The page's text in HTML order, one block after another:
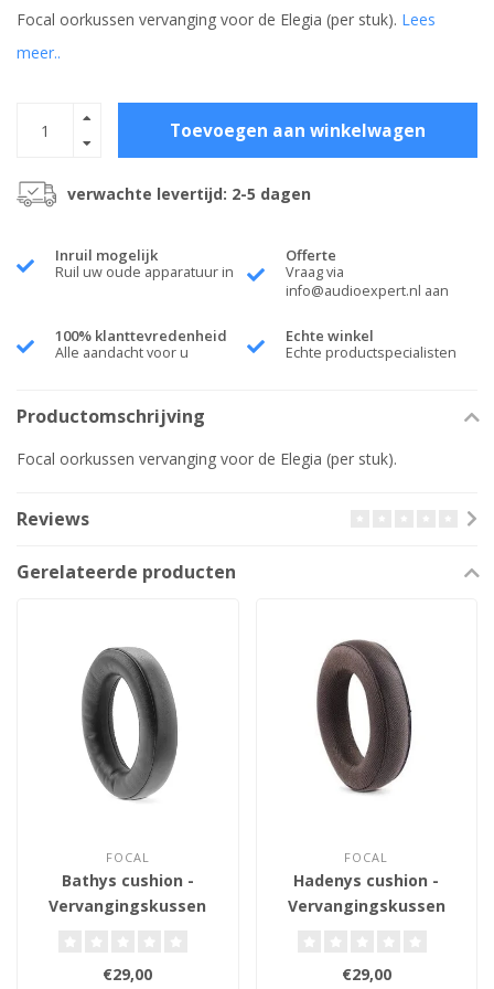
Focal oorkussen vervanging voor de Elegia (per stuk). Lees
meer..
Toevoegen aan winkelwagen
verwachte levertijd: 2-5 dagen
Inruil mogelijk
Ruil uw oude apparatuur in
Offerte
Vraag via
info@audioexpert.nl aan
100% klanttevredenheid
Alle aandacht voor u
Echte winkel
Echte productspecialisten
Productomschrijving
Focal oorkussen vervanging voor de Elegia (per stuk).
Reviews
Gerelateerde producten
FOCAL
Bathys cushion -
Vervangingskussen
€29,00
FOCAL
Hadenys cushion -
Vervangingskussen
€29,00